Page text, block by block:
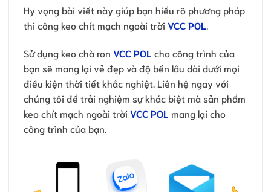
Hy vọng bài viết này giúp bạn hiểu rõ phương pháp
thi công keo chít mạch ngoài trời VCC POL
Sử dụng keo chà ron VCC POL cho công trình của
bạn sẽ mang lại vẻ đẹp và độ bền lâu dài dưới mọi
điều kiện thời tiết khắc nghiệt. Liên hệ ngay với
chúng tôi để trải nghiệm sự khác biệt mà sản phẩm
keo chít mạch ngoài trời VCC POL mang lại cho
công trình của bạn.